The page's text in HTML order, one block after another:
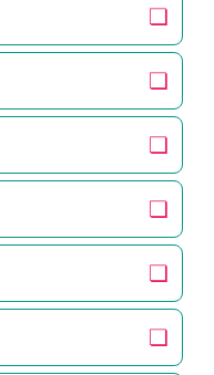
❏
❏
❏
❏
❏
❏